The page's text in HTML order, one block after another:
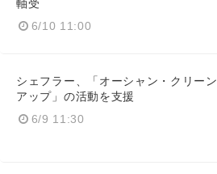
軸受
6/10 11:00
シェフラー、「オーシャン・クリーン
アップ」の活動を支援
6/9 11:30